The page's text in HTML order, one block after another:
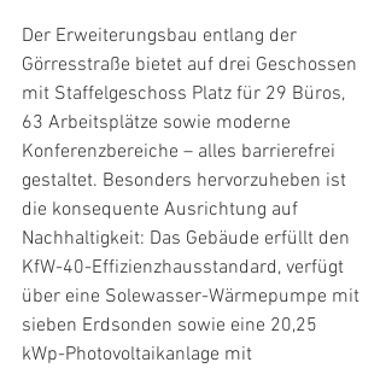
Der Erweiterungsbau entlang der
Görresstraße bietet auf drei Geschossen
mit Staffelgeschoss Platz für 29 Büros,
63 Arbeitsplätze sowie moderne
Konferenzbereiche – alles barrierefrei
gestaltet. Besonders hervorzuheben ist
die konsequente Ausrichtung auf
Nachhaltigkeit: Das Gebäude erfüllt den
KfW-40-Effizienzhausstandard, verfügt
über eine Solewasser-Wärmepumpe mit
sieben Erdsonden sowie eine 20,25
kWp-Photovoltaikanlage mit